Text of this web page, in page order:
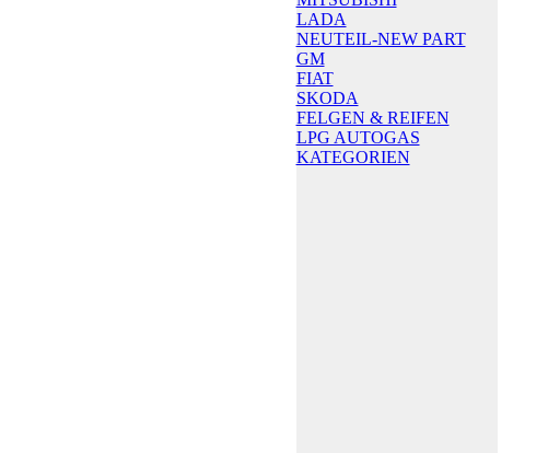
LADA
NEUTEIL-NEW PART
GM
FIAT
SKODA
FELGEN & REIFEN
LPG AUTOGAS
KATEGORIEN